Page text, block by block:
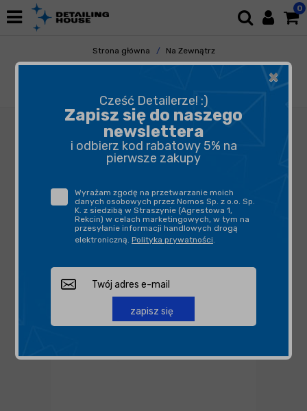
0
Strona główna
Na Zewnątrz
Mycie i Osuszanie
Szampony
×
Cześć Detailerze! :)
Zapisz się do naszego
newslettera
i odbierz kod rabatowy 5% na
pierwsze zakupy
Wyrażam zgodę na przetwarzanie moich
danych osobowych przez Nomos Sp. z o.o. Sp.
K. z siedzibą w Straszynie (Agrestowa 1,
Rekcin) w celach marketingowych, w tym na
przesyłanie informacji handlowych drogą
elektroniczną. Polityka prywatności.
zapisz się